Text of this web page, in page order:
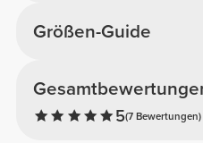
5(7 Bewertungen)
Größen-Guide